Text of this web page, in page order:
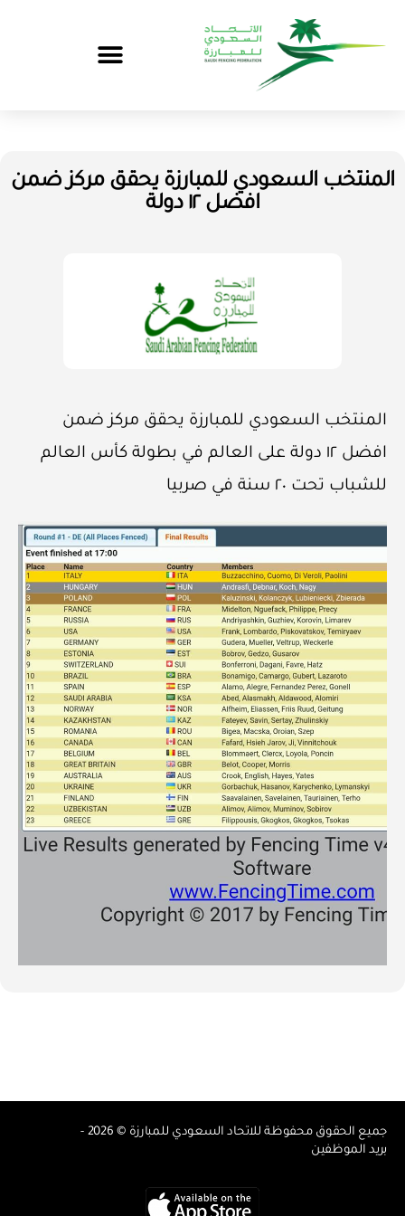
المنتخب السعودي للمبارزة يحقق مركز ضمن
افضل ١٢ دولة
المنتخب السعودي للمبارزة يحقق مركز ضمن
افضل ١٢ دولة على العالم في بطولة كأس العالم
للشباب تحت ٢٠ سنة في صربيا
جميع الحقوق محفوظة للاتحاد السعودي للمبارزة © 2026 -
بريد الموظفين